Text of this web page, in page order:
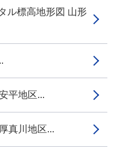
ル標高地形図 山形
平地区...
真川地区...